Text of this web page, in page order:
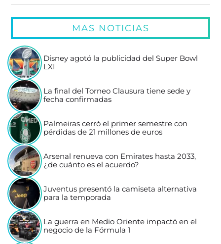
MÁS NOTICIAS
Disney agotó la publicidad del Super Bowl
LXI
La final del Torneo Clausura tiene sede y
fecha confirmadas
Palmeiras cerró el primer semestre con
pérdidas de 21 millones de euros
Arsenal renueva con Emirates hasta 2033,
¿de cuánto es el acuerdo?
Juventus presentó la camiseta alternativa
para la temporada
La guerra en Medio Oriente impactó en el
negocio de la Fórmula 1